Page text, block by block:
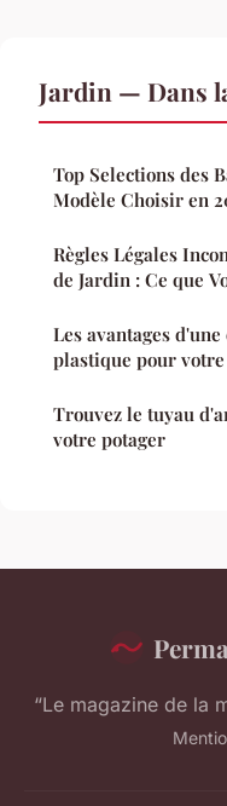
Jardin — Dans
Top Selections des
Modèle Choisir en
Règles Légales
de Jardin : Ce que
Les avantages
plastique pour
Trouvez le tuyau
votre potager
“Le magazine de la